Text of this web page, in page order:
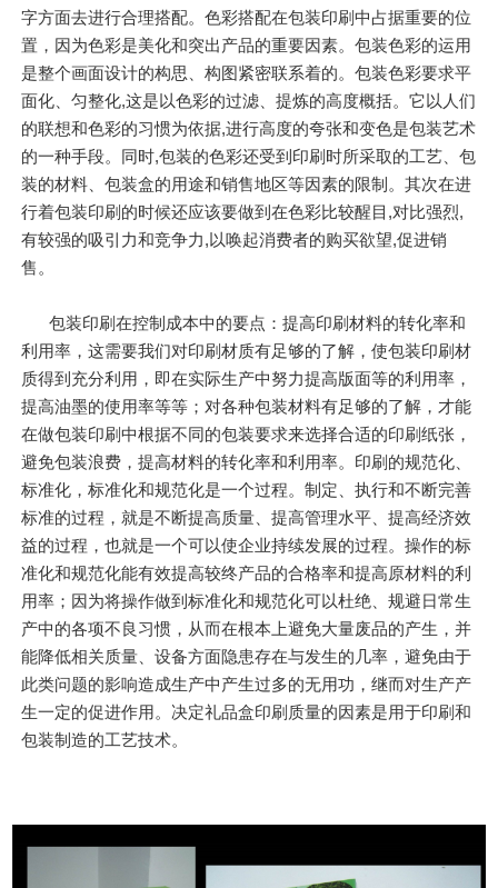
字方面去进行合理搭配。色彩搭配在包装印刷中占据重要的位
置，因为色彩是美化和突出产品的重要因素。包装色彩的运用
是整个画面设计的构思、构图紧密联系着的。包装色彩要求平
面化、匀整化,这是以色彩的过滤、提炼的高度概括。它以人们
的联想和色彩的习惯为依据,进行高度的夸张和变色是包装艺术
的一种手段。同时,包装的色彩还受到印刷时所采取的工艺、包
装的材料、包装盒的用途和销售地区等因素的限制。其次在进
行着包装印刷的时候还应该要做到在色彩比较醒目,对比强烈,
有较强的吸引力和竞争力,以唤起消费者的购买欲望,促进销
售。
包装印刷在控制成本中的要点：提高印刷材料的转化率和
利用率，这需要我们对印刷材质有足够的了解，使包装印刷材
质得到充分利用，即在实际生产中努力提高版面等的利用率，
提高油墨的使用率等等；对各种包装材料有足够的了解，才能
在做包装印刷中根据不同的包装要求来选择合适的印刷纸张，
避免包装浪费，提高材料的转化率和利用率。印刷的规范化、
标准化，标准化和规范化是一个过程。制定、执行和不断完善
标准的过程，就是不断提高质量、提高管理水平、提高经济效
益的过程，也就是一个可以使企业持续发展的过程。操作的标
准化和规范化能有效提高较终产品的合格率和提高原材料的利
用率；因为将操作做到标准化和规范化可以杜绝、规避日常生
产中的各项不良习惯，从而在根本上避免大量废品的产生，并
能降低相关质量、设备方面隐患存在与发生的几率，避免由于
此类问题的影响造成生产中产生过多的无用功，继而对生产产
生一定的促进作用。决定礼品盒印刷质量的因素是用于印刷和
包装制造的工艺技术。